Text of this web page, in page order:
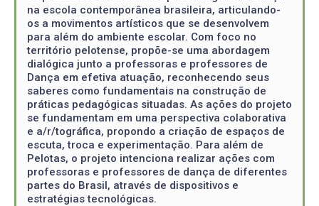
na escola contemporânea brasileira, articulando-
os a movimentos artísticos que se desenvolvem
para além do ambiente escolar. Com foco no
território pelotense, propõe-se uma abordagem
dialógica junto a professoras e professores de
Dança em efetiva atuação, reconhecendo seus
saberes como fundamentais na construção de
práticas pedagógicas situadas. As ações do projeto
se fundamentam em uma perspectiva colaborativa
e a/r/tográfica, propondo a criação de espaços de
escuta, troca e experimentação. Para além de
Pelotas, o projeto intenciona realizar ações com
professoras e professores de dança de diferentes
partes do Brasil, através de dispositivos e
estratégias tecnológicas.